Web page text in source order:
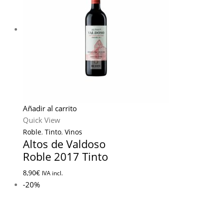
Añadir al carrito
Quick View
Roble, Tinto, Vinos
Altos de Valdoso
Roble 2017 Tinto
8,90€ IVA incl.
-20%